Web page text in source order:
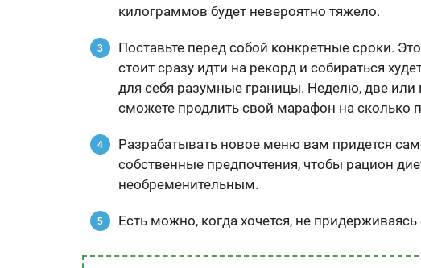
килограммов будет невероятно тяжело.
Поставьте перед собой конкретные сроки.
стоит сразу идти на рекорд и собираться
для себя разумные границы. Неделю, две
сможете продлить свой марафон на сколько
Разрабатывать новое меню вам придется
собственные предпочтения, чтобы рацион
необременительным.
Есть можно, когда хочется, не